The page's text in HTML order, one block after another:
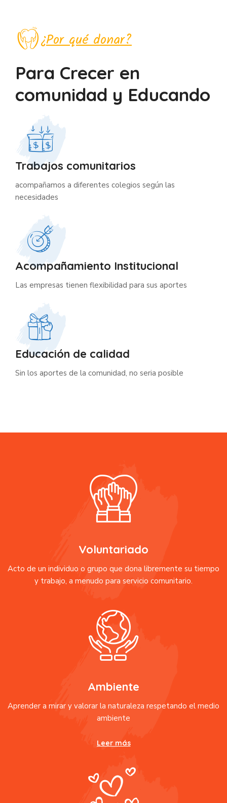
¿Por qué donar?
Para Crecer en
comunidad y Educando
Trabajos comunitarios
acompañamos a diferentes colegios según las
necesidades
Acompañamiento Institucional
Las empresas tienen flexibilidad para sus aportes
Educación de calidad
Sin los aportes de la comunidad, no seria posible
Voluntariado
Acto de un individuo o grupo que dona libremente su tiempo
y trabajo, a menudo para servicio comunitario.
Ambiente
Aprender a mirar y valorar la naturaleza respetando el medio
ambiente
Leer más